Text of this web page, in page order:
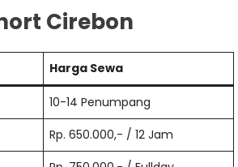
Cirebon
Harga Sewa
10-14 Penumpang
Rp. 650.000,- / 12 Jam